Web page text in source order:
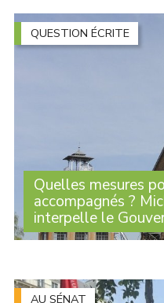
QUESTION ÉCRITE
Quelles mesures
accompagnés ?
interpelle le
Lorsque leur minorité
Gouvernement sur les
AU SÉNAT